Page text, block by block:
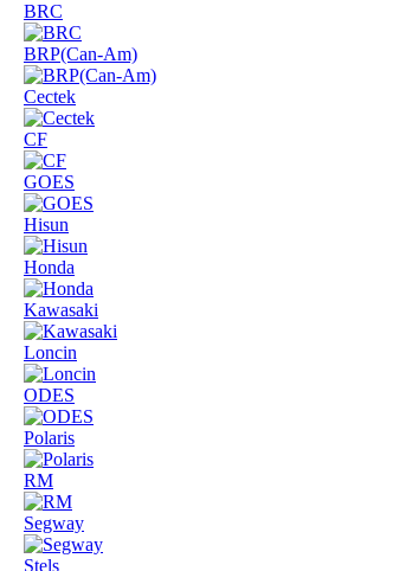
BRC
BRP(Can-Am)
Cectek
CF
GOES
Hisun
Honda
Kawasaki
Loncin
ODES
Polaris
RM
Segway
Stels